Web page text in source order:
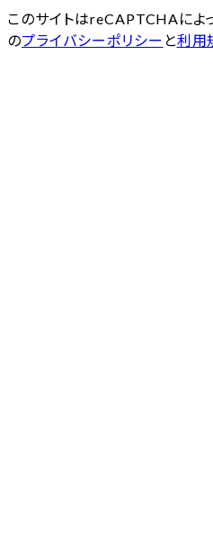
このサイトはreCAPTCHAによ
のプライバシーポリシー と利用